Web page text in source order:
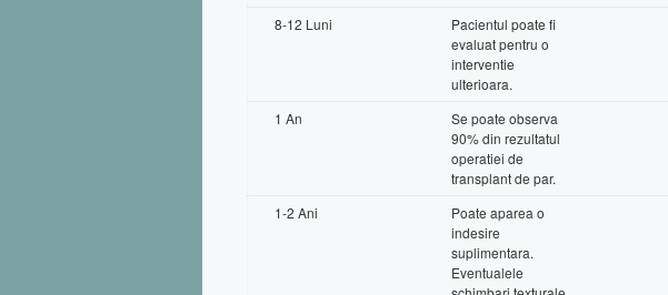
8-12 Luni
Pacientul poate fi
evaluat pentru o
interventie
ulterioara.
1 An
Se poate observa
90% din rezultatul
operatiei de
transplant de par.
1-2 Ani
Poate aparea o
indesire
suplimentara.
Eventualele